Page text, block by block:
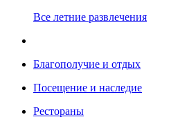
Все летние развлечения
Благополучие и отдых
Посещение и наследие
Рестораны